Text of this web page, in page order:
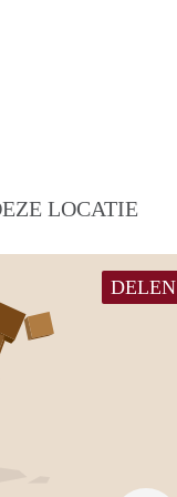
LOCATIE
DELEN